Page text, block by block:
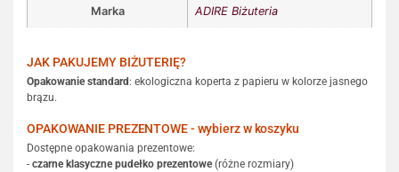
Marka ADIRE Biżuteria
JAK PAKUJEMY BIŻUTERIĘ?
Opakowanie standard: ekologiczna koperta z papieru w kolorze jasnego
brązu.
OPAKOWANIE PREZENTOWE - wybierz w koszyku
Dostępne opakowania prezentowe:
- czarne klasyczne pudełko prezentowe(różne rozmiary)